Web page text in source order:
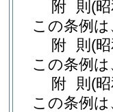
附 則 (
この条例
附 則 (
この条例
附 則 (
この条例